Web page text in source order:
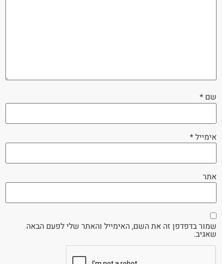
שם *
אימייל*
אתר
שמור בדפדפן זה את השם, האימייל והאתר שלי לפעם הבאה
שאגיב.